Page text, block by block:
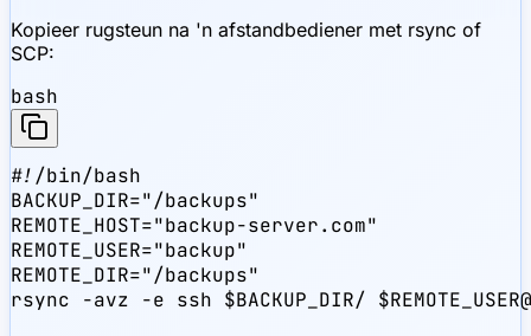
Kopieer rugsteun na 'n afstandbediener met rsync of
SCP:
bash
#!/bin/bash
BACKUP_DIR="/backups"
REMOTE_HOST="backup-server.com"
REMOTE_USER="backup"
REMOTE_DIR="/backups"
rsync -avz -e ssh $BACKUP_DIR/